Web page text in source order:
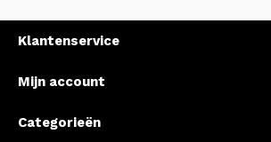
Klantenservice
Mijn account
Categorieën